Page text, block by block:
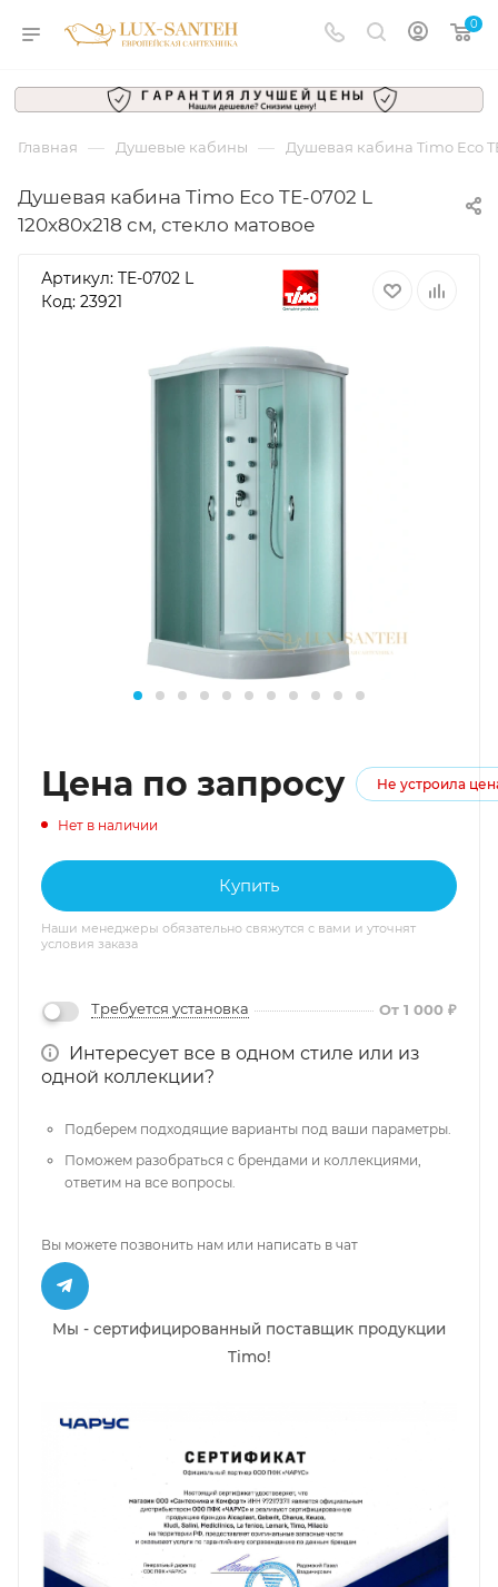
0
Главная — Душевые кабины — Душевая кабина Timo Eco
Душевая кабина Timo Eco TE-0702 L
120x80x218 см, стекло матовое
Артикул: TE-0702 L
Код: 23921
Цена по запросу Не устроила
Нет в наличии
Купить
Наши менеджеры обязательно свяжутся с вами и уточнят
условия заказа
Требуется установка От 1 000 ₽
Интересует все в одном стиле или из
одной коллекции?
Подберем подходящие варианты под ваши параметры.
Поможем разобраться с брендами и коллекциями,
ответим на все вопросы.
Вы можете позвонить нам или написать в чат
Мы - сертифицированный поставщик продукции
Timo!